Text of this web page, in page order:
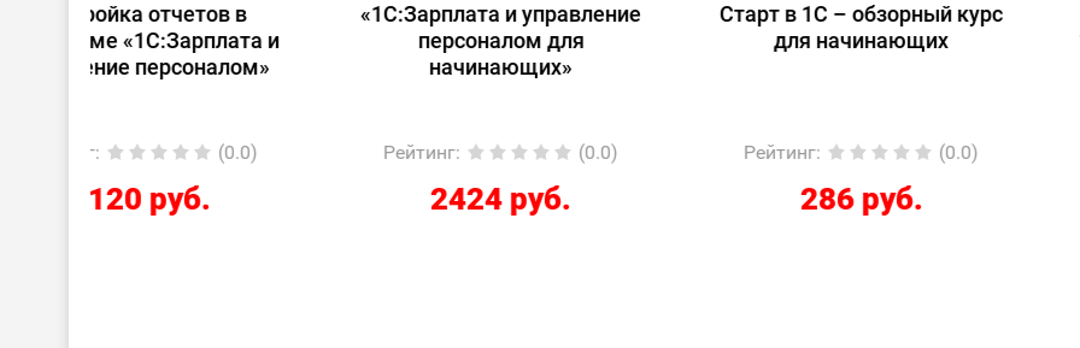
«1С:Зарплата и управление
персоналом для
начинающих»
Рейтинг: (0.0)
2424 руб.
Старт в 1С – обзорный курс
для начинающих
Рейтинг: (0.0)
286 руб.
Подготовка к
1С:Специалист-
Рейтинг:
12267 руб.